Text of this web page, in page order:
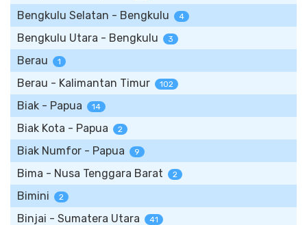
Bengkulu Selatan - Bengkulu 4
Bengkulu Utara - Bengkulu 3
Berau 1
Berau - Kalimantan Timur 102
Biak - Papua 14
Biak Kota - Papua 2
Biak Numfor - Papua 9
Bima - Nusa Tenggara Barat 2
Bimini 2
Binjai - Sumatera Utara 41